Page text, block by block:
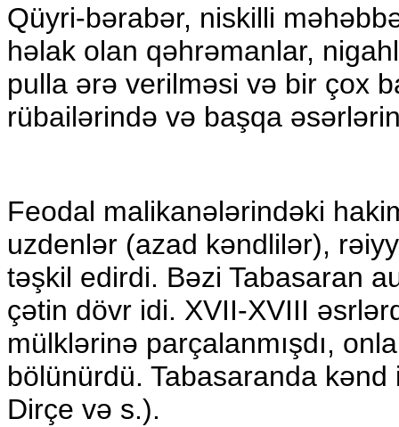
Qüyri-bərabər, niskilli
həlak olan qəhrəmanlar,
pulla ərə verilməsi və bir çox
rübailərində və başqa
Feodal malikanələrindəki
uzdenlər (azad kəndlilər),
təşkil edirdi. Bəzi Tabasaran
çətin dövr idi. XVII-XVIII
mülklərinə parçalanmışdı,
bölünürdü. Tabasaranda
Dirçe və s.).